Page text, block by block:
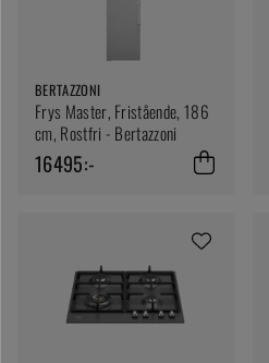
BERTAZZONI
Frys Master, Fristående, 186
cm, Rostfri - Bertazzoni
16495:-